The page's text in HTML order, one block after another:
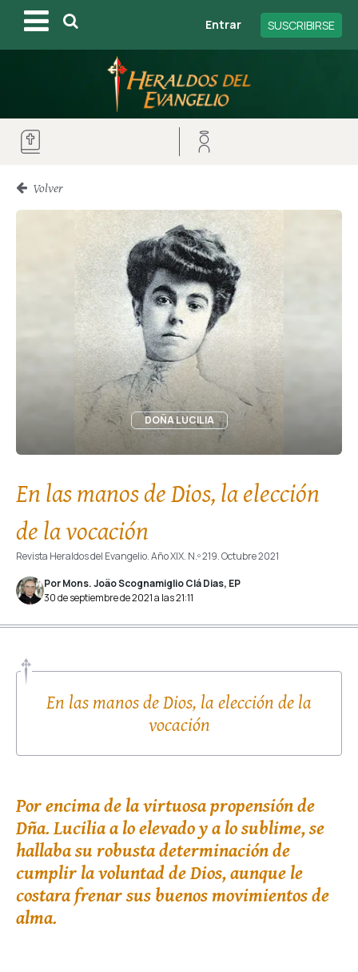
Entrar SUSCRIBIRSE
Volver
DOÑA LUCILIA
En las manos de Dios, la elección
de la vocación
Revista Heraldos del Evangelio. Año XIX. N.º 219. Octubre 2021
Por Mons. João Scognamiglio Clá Dias, EP
30 de septiembre de 2021 a las 21:11
En las manos de Dios, la elección de la
vocación
Por encima de la virtuosa propensión de
Dña. Lucilia a lo elevado y a lo sublime, se
hallaba su robusta determinación de
cumplir la voluntad de Dios, aunque le
costara frenar sus buenos movimientos de
alma.